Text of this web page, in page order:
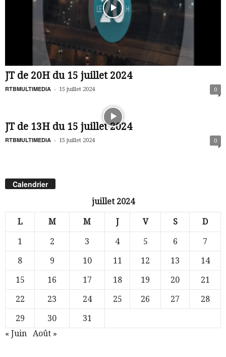
JT de 20H du 15 juillet 2024
RTBMULTIMEDIA - 15 juillet 2024 0
JT de 13H du 15 juillet 2024
RTBMULTIMEDIA - 15 juillet 2024 0
Calendrier
juillet 2024
L M M J V S D
1 2 3 4 5 6
7
8
9 10 11 12 13
14
15
16 17 18 19 20
21
22
23 24 25 26 27
28
29
30
31
« Juin
Août »